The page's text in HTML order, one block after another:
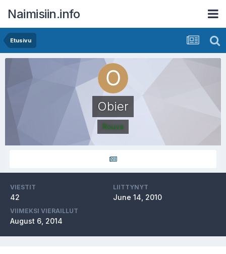
Naimisiin.info
Etusivu
Obier
Rouva
VIESTIT
42
LIITTYNYT
June 14, 2010
VIIMEKSI VIERAILLUT
August 6, 2014